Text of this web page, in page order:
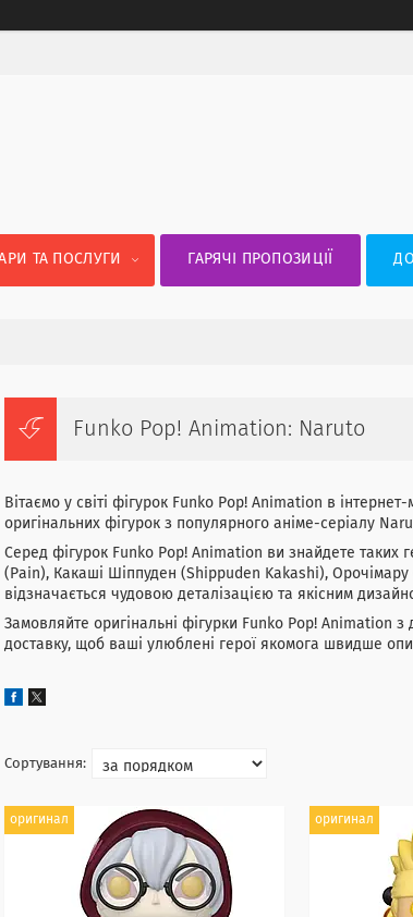
ТА ПОСЛУГИ ГАРЯЧІ ПРОПОЗИЦІЇ
Funko Pop! Animation: Naruto
Вітаємо у світі фігурок Funko Pop! Animation в
оригінальних фігурок з популярного аніме-серіалу
Серед фігурок Funko Pop! Animation ви знайдете таких
(Pain), Какаші Шіппуден (Shippuden Kakashi),
відзначається чудовою деталізацією та якісним
Замовляйте оригінальні фігурки Funko Pop! Animation
доставку, щоб ваші улюблені герої якомога швидше
оригинал оригинал